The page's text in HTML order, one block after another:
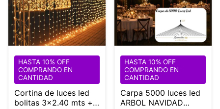
Cortina de luces led
bolitas 3x2.40 mts +
HASTA 10% OFF
COMPRANDO EN
CANTIDAD
Carpa 5000 luces led
ARBOL NAVIDAD
HASTA 10% OFF
COMPRANDO EN
CANTIDAD